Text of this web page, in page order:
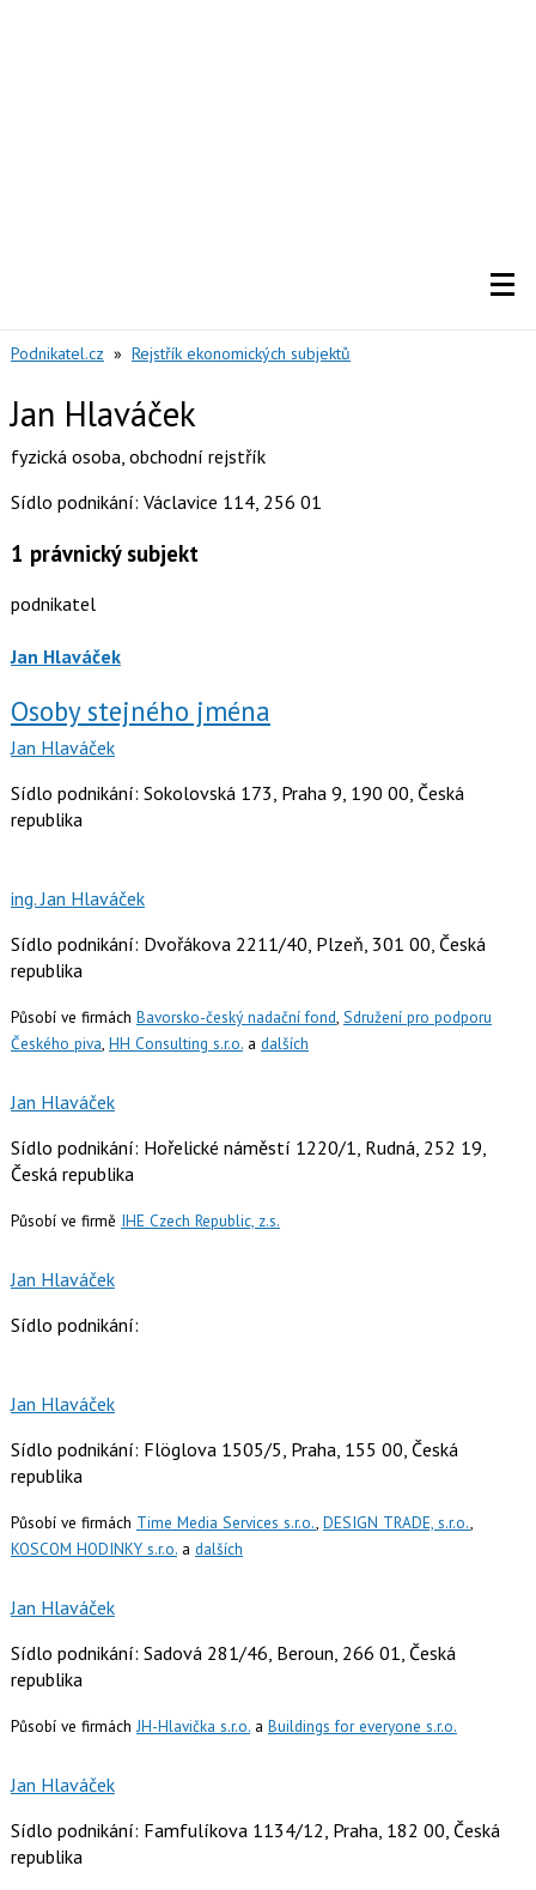
Podnikatel.cz » Rejstřík ekonomických subjektů
Jan Hlaváček
fyzická osoba, obchodní rejstřík
Sídlo podnikání: Václavice 114, 256 01
1 právnický subjekt
podnikatel
Jan Hlaváček
Osoby stejného jména
Jan Hlaváček
Sídlo podnikání: Sokolovská 173, Praha 9, 190 00, Česká
republika
ing. Jan Hlaváček
Sídlo podnikání: Dvořákova 2211/40, Plzeň, 301 00, Česká
republika
Působí ve firmách Bavorsko-český nadační fond, Sdružení pro podporu
Českého piva, HH Consulting s.r.o.a dalších
Jan Hlaváček
Sídlo podnikání: Hořelické náměstí 1220/1, Rudná, 252 19,
Česká republika
Působí ve firmě IHE Czech Republic, z.s.
Jan Hlaváček
Sídlo podnikání:
Jan Hlaváček
Sídlo podnikání: Flöglova 1505/5, Praha, 155 00, Česká
republika
Působí ve firmách Time Media Services s.r.o., DESIGN TRADE, s.r.o.,
KOSCOM HODINKY s.r.o.a dalších
Jan Hlaváček
Sídlo podnikání: Sadová 281/46, Beroun, 266 01, Česká
republika
Působí ve firmách JH-Hlavička s.r.o.a Buildings for everyone s.r.o.
Jan Hlaváček
Sídlo podnikání: Famfulíkova 1134/12, Praha, 182 00, Česká
republika